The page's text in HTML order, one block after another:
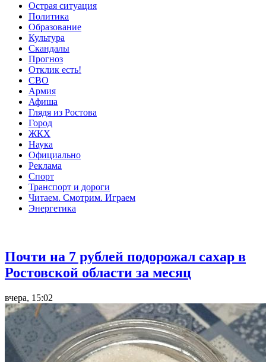
Острая ситуация
Политика
Образование
Культура
Скандалы
Прогноз
Отклик есть!
СВО
Армия
Афиша
Глядя из Ростова
Город
ЖКХ
Наука
Официально
Реклама
Спорт
Транспорт и дороги
Читаем. Смотрим. Играем
Энергетика
Почти на 7 рублей подорожал сахар в
Ростовской области за месяц
вчера, 15:02